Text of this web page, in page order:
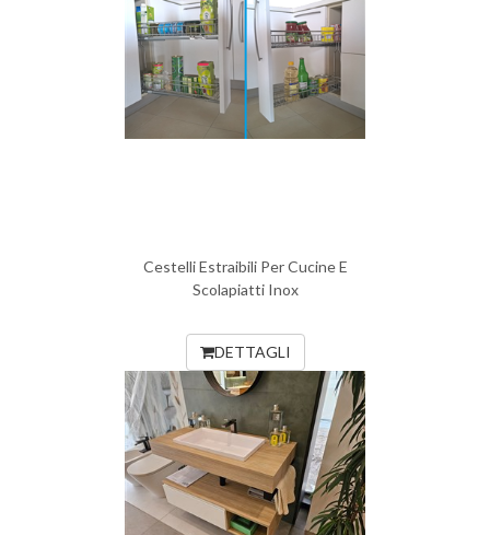
Cestelli Estraibili Per Cucine E
Scolapiatti Inox
DETTAGLI